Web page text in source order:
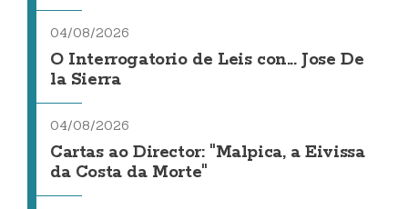
04/08/2026
O Interrogatorio de Leis con... Jose De
la Sierra
04/08/2026
Cartas ao Director: "Malpica, a Eivissa
da Costa da Morte"